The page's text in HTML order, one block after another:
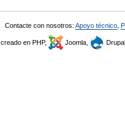
Contacte con nosotros: Apoyo técnico
, creado en PHP, Joomla, Drupal,